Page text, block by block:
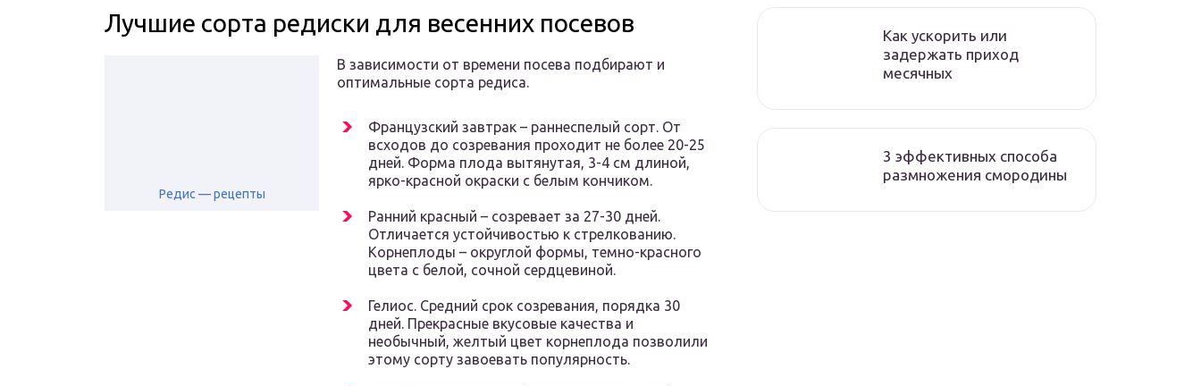
Лучшие сорта редиски для весенних посевов
Редис — рецепты
В зависимости от времени посева подбирают и
оптимальные сорта редиса.
Французский завтрак – раннеспелый сорт. От
всходов до созревания проходит не более 20-25
дней. Форма плода вытянутая, 3-4 см длиной,
ярко-красной окраски с белым кончиком.
Ранний красный – созревает за 27-30 дней.
Отличается устойчивостью к стрелкованию.
Корнеплоды – округлой формы, темно-красного
цвета с белой, сочной сердцевиной.
Гелиос. Средний срок созревания, порядка 30
дней. Прекрасные вкусовые качества и
необычный, желтый цвет корнеплода позволили
этому сорту завоевать популярность.
Как ускорить или
задержать приход
месячных
3 эффективных способа
размножения смородины